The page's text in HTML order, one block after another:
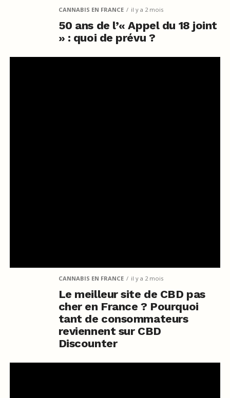
CANNABIS EN FRANCE il y a 2 mois
50 ans de l’« Appel du 18 joint
» : quoi de prévu ?
CANNABIS EN FRANCE il y a 2 mois
Le meilleur site de CBD pas
cher en France ? Pourquoi
tant de consommateurs
reviennent sur CBD
Discounter